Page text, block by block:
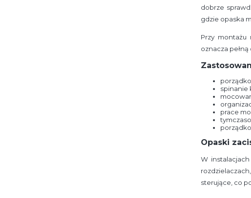
dobrze
gdzie opaska
Przy montażu
oznacza
spinanie
prace
Opaski
W
sterujące, co